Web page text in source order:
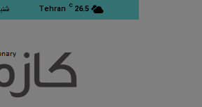
26.5
C
Tehran شنبه، 8